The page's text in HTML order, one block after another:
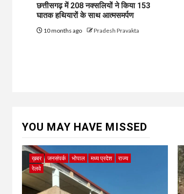
छत्तीसगढ़ में 208 नक्सलियों ने किया 153
घातक हथियारों के साथ आत्मसमर्पण
10 months ago Pradesh Pravakta
YOU MAY HAVE MISSED
ख़बर जनसंपर्क भोपाल मध्य प्रदेश
राज्य
रेलवे